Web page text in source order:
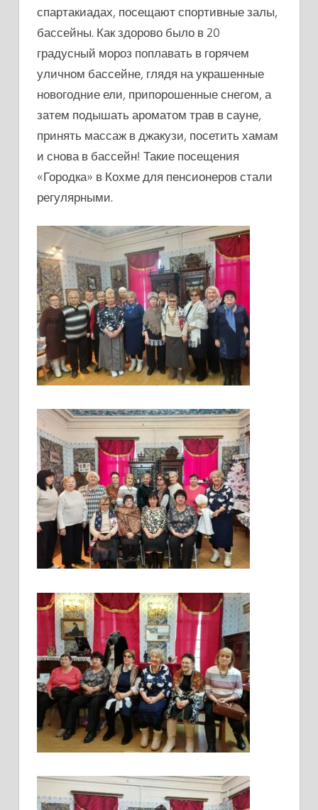
спартакиадах, посещают спортивные залы,
бассейны. Как здорово было в 20
градусный мороз поплавать в горячем
уличном бассейне, глядя на украшенные
новогодние ели, припорошенные снегом, а
затем подышать ароматом трав в сауне,
принять массаж в джакузи, посетить хамам
и снова в бассейн! Такие посещения
«Городка» в Кохме для пенсионеров стали
регулярными.